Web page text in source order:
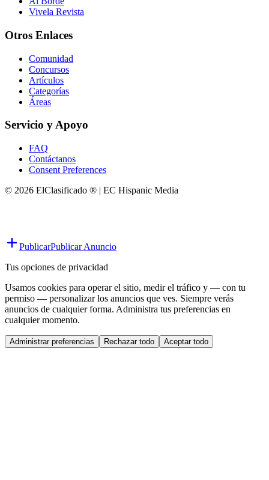
Vivela Revista
Otros Enlaces
Comunidad
Concursos
Artículos
Categorías
Áreas
Servicio y Apoyo
FAQ
Contáctanos
Consent Preferences
© 2026 ElClasificado ® | EC Hispanic Media
PublicarPublicar Anuncio
Tus opciones de privacidad
Usamos cookies para operar el sitio, medir el tráfico y — con tu
permiso — personalizar los anuncios que ves. Siempre verás
anuncios de cualquier forma. Administra tus preferencias en
cualquier momento.
Administrar preferencias Rechazar todo Aceptar todo